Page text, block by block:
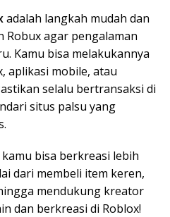
adalah langkah mudah dan
Robux agar pengalaman
Kamu bisa melakukannya
aplikasi mobile, atau
selalu bertransaksi di
situs palsu yang
bisa berkreasi lebih
dari membeli item keren,
mendukung kreator
dan berkreasi di Roblox!